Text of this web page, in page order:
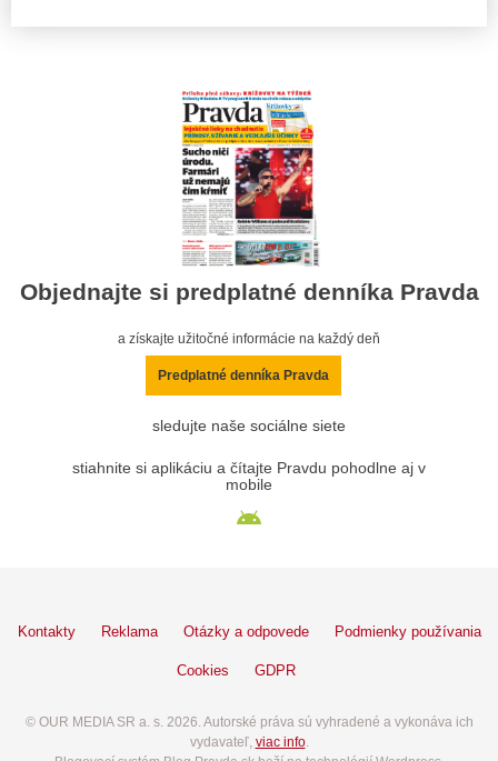
Objednajte si predplatné denníka Pravda
a získajte užitočné informácie na každý deň
Predplatné denníka Pravda
sledujte naše sociálne siete
stiahnite si aplikáciu a čítajte Pravdu pohodlne aj v
mobile
Kontakty Reklama Otázky a odpovede Podmienky používania
Cookies GDPR
© OUR MEDIA SR a. s. 2026. Autorské práva sú vyhradené a vykonáva ich
vydavateľ, viac info.